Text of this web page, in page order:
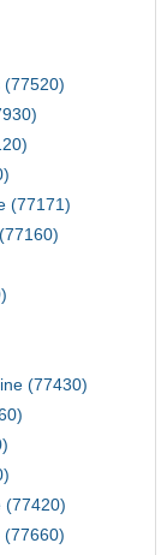
(77520)
(77171)
(77430)
(77420)
(77660)